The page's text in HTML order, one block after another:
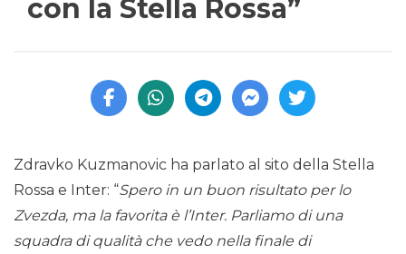
con la Stella Rossa”
Zdravko Kuzmanovic ha parlato al sito della Stella
Rossa e Inter: “Spero in un buon risultato per lo
Zvezda, ma la favorita è l’Inter. Parliamo di una
squadra di qualità che vedo nella finale di